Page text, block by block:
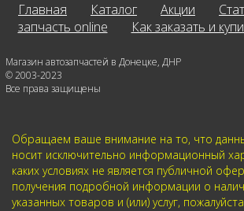
Главная Каталог Акции
запчасть online
Как заказать и
Магазин автозапчастей в Донецке, ДНР
© 2003-2023
Все права защищены
Обращаем ваше внимание на то, что
носит исключительно информационный
каких условиях не является публичной
получения подробной информации о
указанных товаров и (или) услуг,